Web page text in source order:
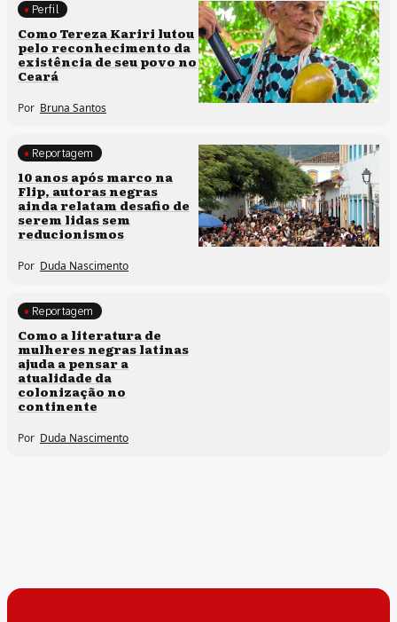
Comunidades tradicionais
Perfil
Como Tereza Kariri lutou
pelo reconhecimento da
existência de seu povo no
Ceará
Por Bruna Santos
Processos artísticos
Reportagem
10 anos após marco na
Flip, autoras negras
ainda relatam desafio de
serem lidas sem
reducionismos
Por Duda Nascimento
Direitos humanos
Reportagem
Como a literatura de
mulheres negras latinas
ajuda a pensar a
atualidade da
colonização no
continente
Por Duda Nascimento